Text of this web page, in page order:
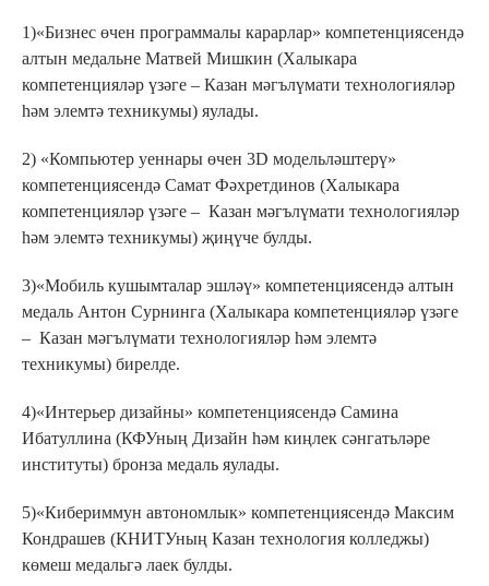
1)«Бизнес өчен программалы карарлар» компетенциясендә
алтын медальне Матвей Мишкин (Халыкара
компетенцияләр үзәге – Казан мәгълүмати технологияләр
һәм элемтә техникумы) яулады.
2) «Компьютер уеннары өчен 3D модельләштерү»
компетенциясендә Самат Фәхретдинов (Халыкара
компетенцияләр үзәге – Казан мәгълүмати технологияләр
һәм элемтә техникумы) җиңүче булды.
3)«Мобиль кушымталар эшләү» компетенциясендә алтын
медаль Антон Сурнинга (Халыкара компетенцияләр үзәге
– Казан мәгълүмати технологияләр һәм элемтә
техникумы) бирелде.
4)«Интерьер дизайны» компетенциясендә Самина
Ибатуллина (КФУның Дизайн һәм киңлек сәнгатьләре
институты) бронза медаль яулады.
5)«Кибериммун автономлык» компетенциясендә Максим
Кондрашев (КНИТУның Казан технология колледжы)
көмеш медальгә лаек булды.